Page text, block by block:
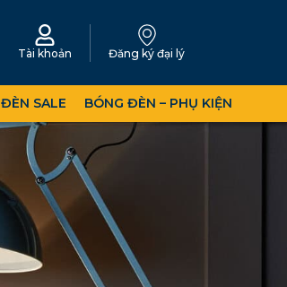
Tài khoản Đăng ký đại lý
ĐÈN SALE BÓNG ĐÈN – PHỤ KIỆN